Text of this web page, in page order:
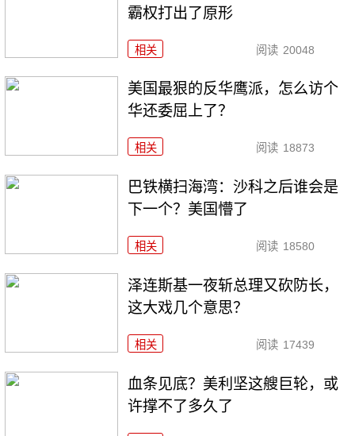
霸权打出了原形
相关 阅读 20048
美国最狠的反华鹰派，怎么访个
华还委屈上了？
相关 阅读 18873
巴铁横扫海湾：沙科之后谁会是
下一个？美国懵了
相关 阅读 18580
泽连斯基一夜斩总理又砍防长，
这大戏几个意思？
相关 阅读 17439
血条见底？美利坚这艘巨轮，或
许撑不了多久了